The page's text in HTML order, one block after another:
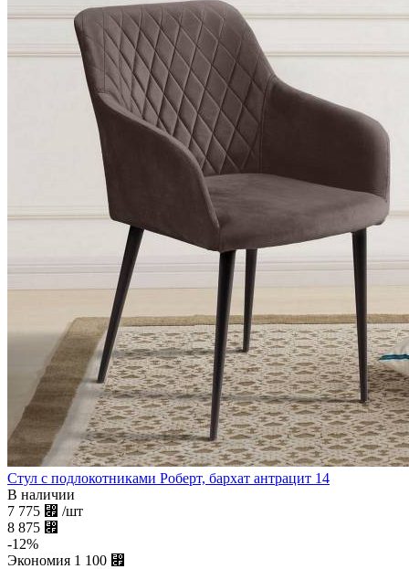
Стул с подлокотниками Роберт, бархат антрацит 14
В наличии
7 775 ⃏ /шт
8 875 ⃏
-12%
Экономия 1 100 ⃏